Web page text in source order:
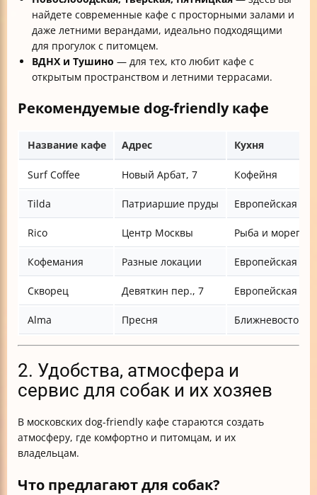
найдете современные кафе с просторными залами и
даже летними верандами, идеально подходящими
для прогулок с питомцем.
ВДНХ и Тушино — для тех, кто любит кафе с
открытым пространством и летними террасами.
Рекомендуемые dog-friendly кафе
Название кафе Адрес Кухня
Surf Coffee Новый Арбат, 7 Кофейня
Tilda Патриаршие пруды Европейская
Rico Центр Москвы Рыба и
Кофемания Разные локации Европейская
Скворец Девяткин пер., 7 Европейская
Alma Пресня
2. Удобства, атмосфера и
сервис для собак и их хозяев
В московских dog-friendly кафе стараются создать
атмосферу, где комфортно и питомцам, и их
владельцам.
Что предлагают для собак?